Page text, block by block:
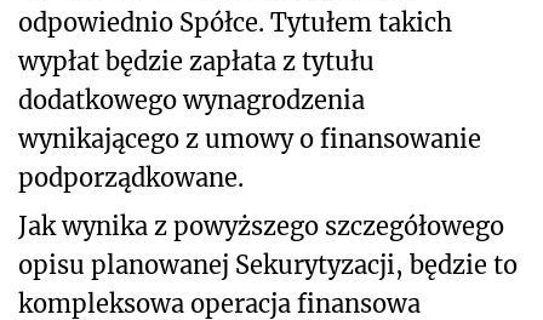
odpowiednio Spółce. Tytułem takich
wypłat będzie zapłata z tytułu
dodatkowego wynagrodzenia
wynikającego z umowy o finansowanie
podporządkowane.
Jak wynika z powyższego szczegółowego
opisu planowanej Sekurytyzacji, będzie to
kompleksowa operacja finansowa